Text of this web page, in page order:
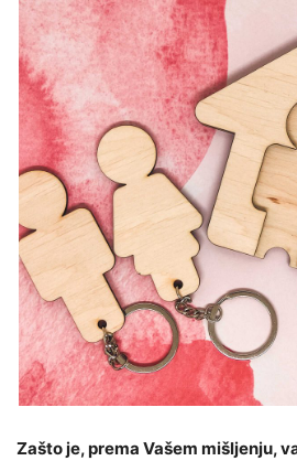
Zašto je, prema Vašem mišljenju,